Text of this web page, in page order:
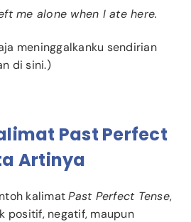
me alone when I ate here.
meninggalkanku sendirian
di sini.)
Past Perfect
Artinya
kalimatPast Perfect Tense,
positif, negatif, maupun